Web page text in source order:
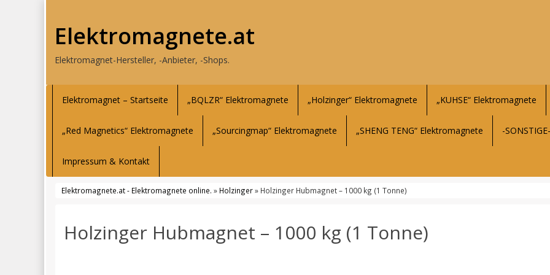
Elektromagnete.at
Elektromagnet-Hersteller, -Anbieter, -Shops.
Elektromagnet – Startseite „BQLZR“ Elektromagnete „Holzinger“ Elektromagnete „KUHSE“ Elektromagnete
„Red Magnetics“ Elektromagnete „Sourcingmap“ Elektromagnete „SHENG TENG“ Elektromagnete -SONSTIGE-
Impressum & Kontakt
Elektromagnete.at - Elektromagnete online. » Holzinger» Holzinger Hubmagnet – 1000 kg (1 Tonne)
Holzinger Hubmagnet – 1000 kg (1 Tonne)